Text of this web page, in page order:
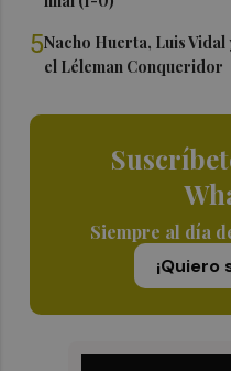
5Nacho Huerta, Luis
el Léleman Conqueridor
Siempre al día